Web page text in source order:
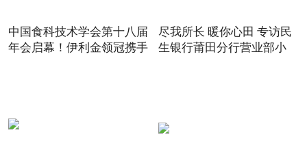
中国食科技术学会第十八届
年会启幕！伊利金领冠携手
尽我所长 暖你心田 专访民
生银行莆田分行营业部小